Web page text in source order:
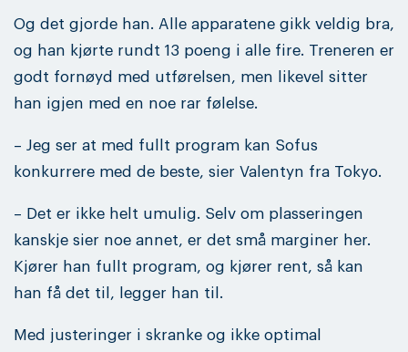
Og det gjorde han. Alle apparatene gikk veldig bra,
og han kjørte rundt 13 poeng i alle fire. Treneren er
godt fornøyd med utførelsen, men likevel sitter
han igjen med en noe rar følelse.
– Jeg ser at med fullt program kan Sofus
konkurrere med de beste, sier Valentyn fra Tokyo.
– Det er ikke helt umulig. Selv om plasseringen
kanskje sier noe annet, er det små marginer her.
Kjører han fullt program, og kjører rent, så kan
han få det til, legger han til.
Med justeringer i skranke og ikke optimal